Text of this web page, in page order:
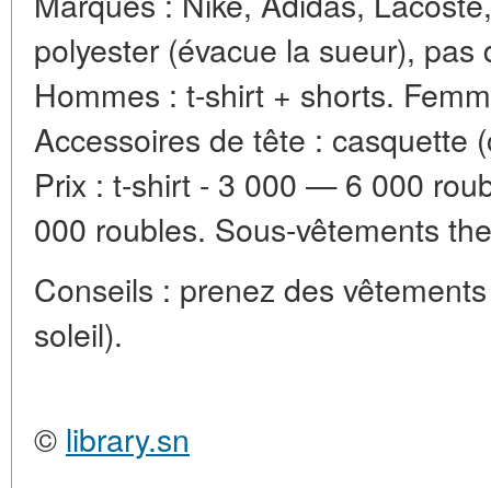
polyester (évacue la sueur),
Hommes : t-shirt + shorts.
Accessoires de tête : casquette
Prix : t-shirt - 3 000 — 6 000
000 roubles. Sous-vêtements
Conseils : prenez des
soleil).
© library.sn